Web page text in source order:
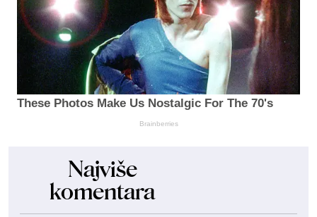
These Photos Make Us Nostalgic For The 70's
Brainberries
Najviše
komentara